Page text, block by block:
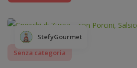
StefyGourmet
Senza categoria